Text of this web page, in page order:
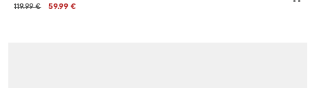
119.99 €
59.99 €